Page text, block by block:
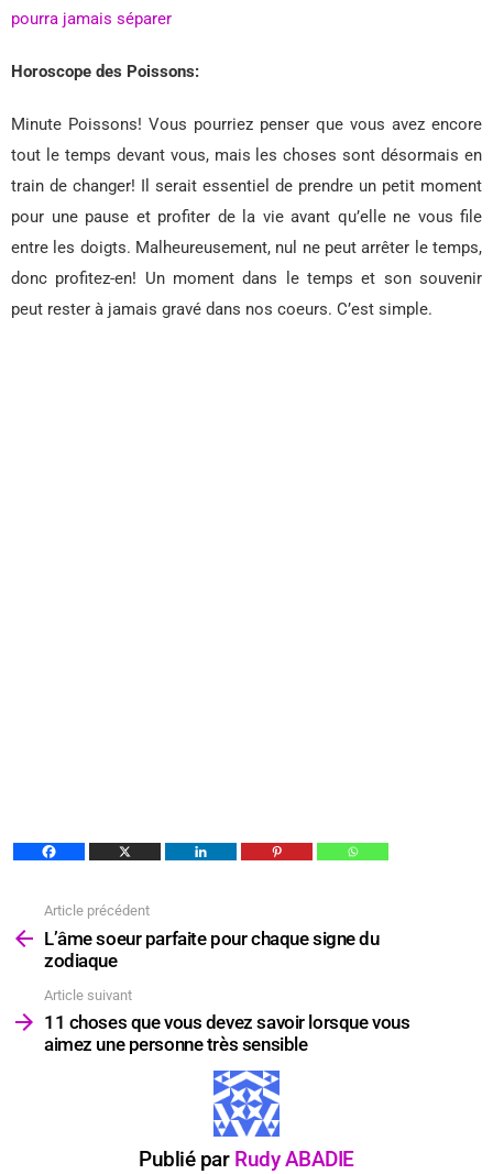
pourra jamais séparer
Horoscope des Poissons:
Minute Poissons! Vous pourriez penser que vous avez encore
tout le temps devant vous, mais les choses sont désormais en
train de changer! Il serait essentiel de prendre un petit moment
pour une pause et profiter de la vie avant qu’elle ne vous file
entre les doigts. Malheureusement, nul ne peut arrêter le temps,
donc profitez-en! Un moment dans le temps et son souvenir
peut rester à jamais gravé dans nos coeurs. C’est simple.
plus
Article précédent
L’âme soeur parfaite pour chaque signe du
zodiaque
Article suivant
11 choses que vous devez savoir lorsque vous
aimez une personne très sensible
Publié par Rudy ABADIE